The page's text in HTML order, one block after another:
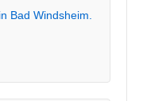
Bad Windsheim.